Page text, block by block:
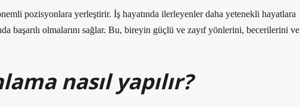
pozisyonlara yerleştirir. İş hayatında ilerleyenler daha yetenekli hayatlara
başarılı olmalarını sağlar. Bu, bireyin güçlü ve zayıf yönlerini, becerilerini ve
nasıl yapılır?